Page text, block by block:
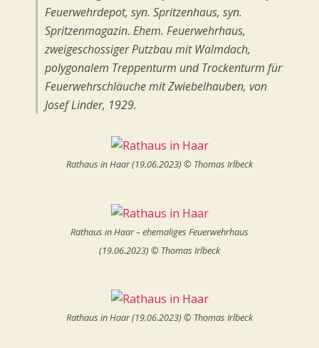
Feuerwehrdepot, syn. Spritzenhaus, syn.
Spritzenmagazin. Ehem. Feuerwehrhaus,
zweigeschossiger Putzbau mit Walmdach,
polygonalem Treppenturm und Trockenturm für
Feuerwehrschläuche mit Zwiebelhauben, von
Josef Linder, 1929.
Rathaus in Haar (19.06.2023) © Thomas Irlbeck
Rathaus in Haar – ehemaliges Feuerwehrhaus
(19.06.2023) © Thomas Irlbeck
Rathaus in Haar (19.06.2023) © Thomas Irlbeck